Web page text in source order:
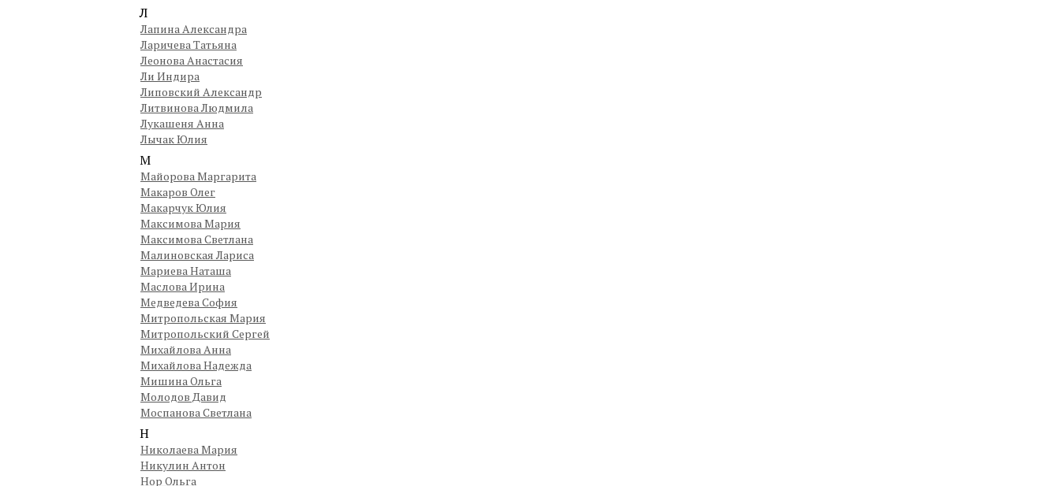
Л
Лапина Александра
Ларичева Татьяна
Леонова Анастасия
Ли Индира
Липовский Александр
Литвинова Людмила
Лукашеня Анна
Лычак Юлия
М
Майорова Маргарита
Макаров Олег
Макарчук Юлия
Максимова Мария
Максимова Светлана
Малиновская Лариса
Мариева Наташа
Маслова Ирина
Медведева София
Митропольская Мария
Митропольский Сергей
Михайлова Анна
Михайлова Надежда
Мишина Ольга
Молодов Давид
Моспанова Светлана
Н
Николаева Мария
Никулин Антон
Нор Ольга